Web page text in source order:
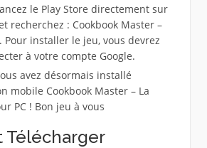
le Play Store directement sur
recherchez : Cookbook Master –
Pour installer le jeu, vous devrez
à votre compte Google.
avez désormais installé
mobile Cookbook Master – La
PC ! Bon jeu à vous
Télécharger